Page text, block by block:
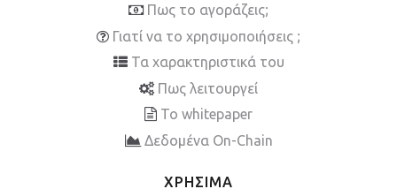
Πως το αγοράζεις;
Γιατί να το χρησιμοποιήσεις ;
Τα χαρακτηριστικά του
Πως λειτουργεί
To whitepaper
Δεδομένα On-Chain
ΧΡΗΣΙΜΑ